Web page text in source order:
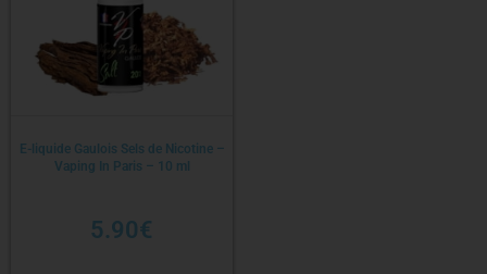
E-liquide Gaulois Sels de Nicotine –
Vaping In Paris – 10 ml
5.90€